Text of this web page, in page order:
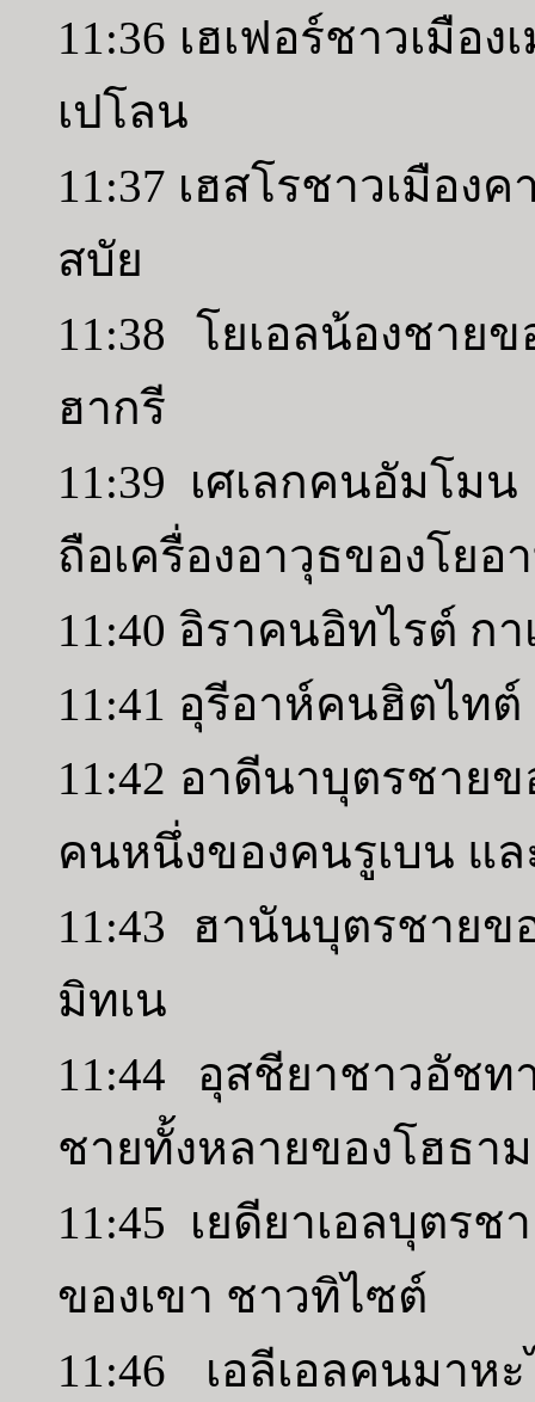
11:36 เฮเฟอร์ชาวเมือ
เปโลน
11:37 เฮสโรชาวเมือง
สบัย
11:38 โยเอลน้องชาย
ฮากรี
11:39 เศเลกคนอัมโม
ถือเครื่องอาวุธของโย
11:40 อิราคนอิทไรต์ ก
11:41 อุรีอาห์คนฮิตไท
11:42 อาดีนาบุตรชาย
คนหนึ่งของคนรูเบน แ
11:43 ฮานันบุตรชาย
มิทเน
11:44 อุสชียาชาวอัช
ชายทั้งหลายของโฮธา
11:45 เยดียาเอลบุตร
ของเขา ชาวทิไซต์
11:46 เอลีเอลคนมา